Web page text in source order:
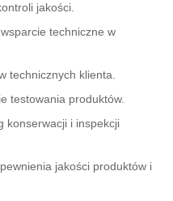
jakości.
techniczne w
technicznych klienta.
testowania produktów.
konserwacji i inspekcji
jakości produktów i